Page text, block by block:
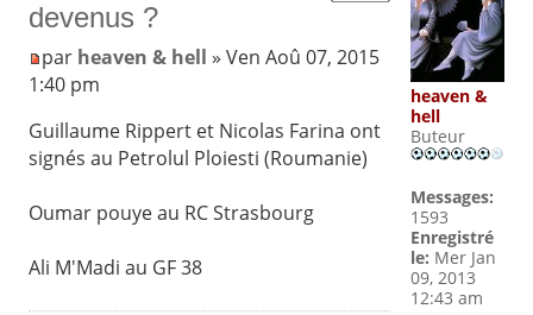
devenus ?
par heaven & hell » Ven Aoû 07, 2015
1:40 pm
Guillaume Rippert et Nicolas Farina ont
signés au Petrolul Ploiesti (Roumanie)
Oumar pouye au RC Strasbourg
Ali M'Madi au GF 38
heaven &
hell
Buteur
Messages:
1593
Enregistré
le: Mer Jan
09, 2013
12:43 am